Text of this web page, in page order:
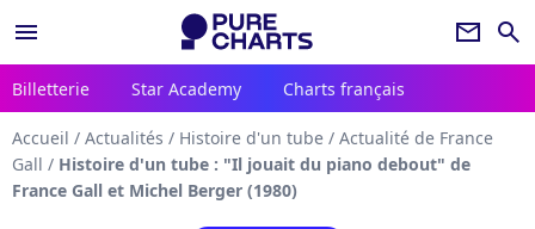
menu newsletter search
Billetterie Star Academy Charts français
Accueil / Actualités / Histoire d'un tube / Actualité de France
Gall / Histoire d'un tube : "Il jouait du piano debout" de
France Gall et Michel Berger (1980)